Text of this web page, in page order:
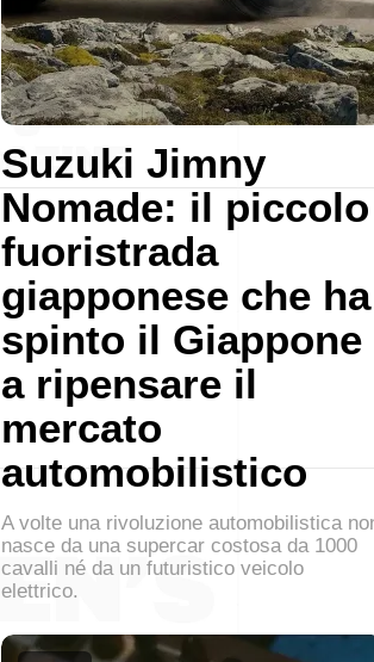
Suzuki Jimny
Nomade: il piccolo
fuoristrada
giapponese che ha
spinto il Giappone
a ripensare il
mercato
automobilistico
A volte una rivoluzione automobilistica
nasce da una supercar costosa da 1000
cavalli né da un futuristico veicolo
elettrico.